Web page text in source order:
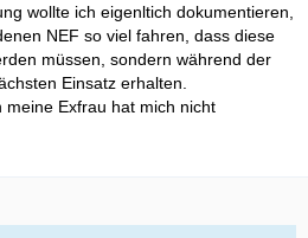
wollte ich eigenltich dokumentieren,
NEF so viel fahren, dass diese
müssen, sondern während der
Einsatz erhalten.
Exfrau hat mich nicht